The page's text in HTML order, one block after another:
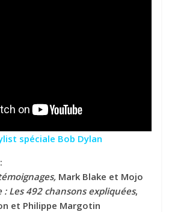
spéciale Bob Dylan
Mark Blake et Mojo
Les 492 chansons expliquées,
et Philippe Margotin